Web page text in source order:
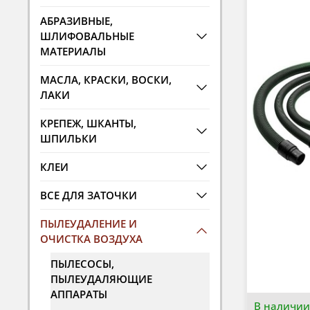
В наличии
АБРАЗИВНЫЕ,
ШЛИФОВАЛЬНЫЕ
МАТЕРИАЛЫ
МАСЛА, КРАСКИ, ВОСКИ,
ЛАКИ
КРЕПЕЖ, ШКАНТЫ,
ШПИЛЬКИ
КЛЕИ
ВСЕ ДЛЯ ЗАТОЧКИ
ПЫЛЕУДАЛЕНИЕ И
ОЧИСТКА ВОЗДУХА
ПЫЛЕСОСЫ,
ПЫЛЕУДАЛЯЮЩИЕ
АППАРАТЫ